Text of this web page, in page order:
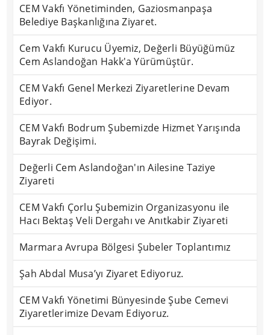
CEM Vakfı Yönetiminden, Gaziosmanpaşa
Belediye Başkanlığına Ziyaret.
Cem Vakfı Kurucu Üyemiz, Değerli Büyüğümüz
Cem Aslandoğan Hakk'a Yürümüştür.
CEM Vakfı Genel Merkezi Ziyaretlerine Devam
Ediyor.
CEM Vakfı Bodrum Şubemizde Hizmet Yarışında
Bayrak Değişimi.
Değerli Cem Aslandoğan'ın Ailesine Taziye
Ziyareti
CEM Vakfı Çorlu Şubemizin Organizasyonu ile
Hacı Bektaş Veli Dergahı ve Anıtkabir Ziyareti
Marmara Avrupa Bölgesi Şubeler Toplantımız
Şah Abdal Musa’yı Ziyaret Ediyoruz.
CEM Vakfı Yönetimi Bünyesinde Şube Cemevi
Ziyaretlerimize Devam Ediyoruz.